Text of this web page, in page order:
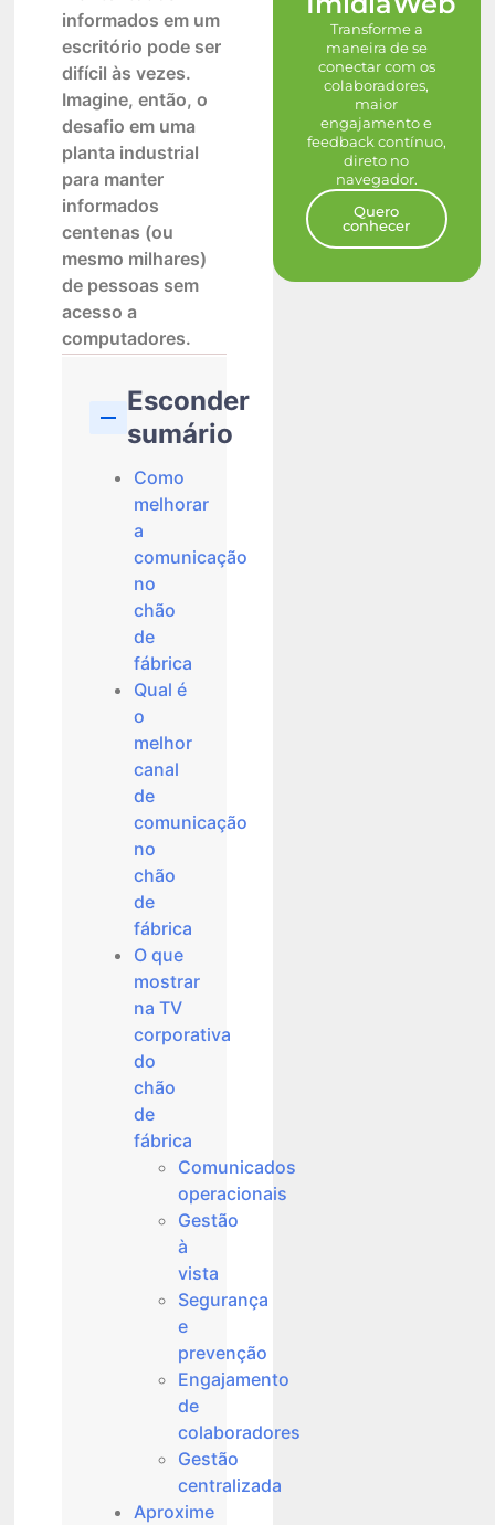
informados em um
escritório pode ser
difícil às vezes.
Imagine, então, o
desafio em uma
planta industrial
para manter
informados
centenas (ou
mesmo milhares)
de pessoas sem
acesso a
computadores.
Esconder
sumário
Como
melhorar
a
comunicação
no
chão
de
fábrica
Qual é
o
melhor
canal
de
comunicação
no
chão
de
fábrica
O que
mostrar
na TV
corporativa
do
chão
de
fábrica
Comunicados
operacionais
Gestão
à
vista
Segurança
e
prevenção
Engajamento
de
colaboradores
Gestão
centralizada
Aproxime
Transforme a
maneira de se
conectar com os
colaboradores,
maior
engajamento e
feedback contínuo,
direto no
navegador.
Quero
conhecer